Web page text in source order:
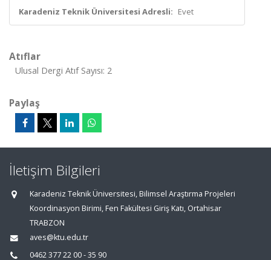
Karadeniz Teknik Üniversitesi Adresli: Evet
Atıflar
Ulusal Dergi Atıf Sayısı: 2
Paylaş
İletişim Bilgileri
Karadeniz Teknik Üniversitesi, Bilimsel Araştırma Projeleri
Koordinasyon Birimi, Fen Fakültesi Giriş Katı, Ortahisar
TRABZON
aves@ktu.edu.tr
0462 377 22 00 - 35 90